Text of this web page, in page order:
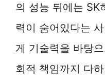
의 성능 뒤에는 SK
력이 숨어있다는
게 기술력을 바탕
회적 책임까지 다